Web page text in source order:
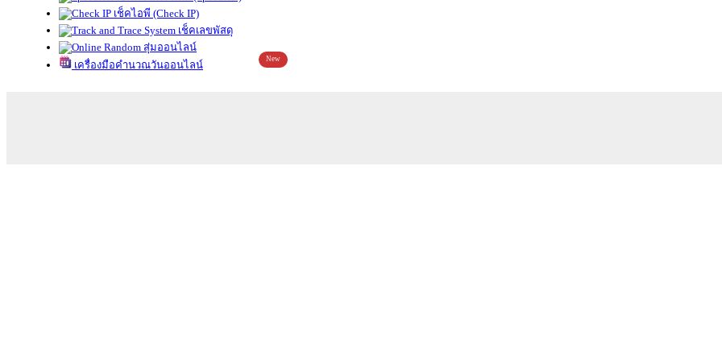
เช็คไอพี (Check IP)
เช็คเลขพัสดุ
สุ่มออนไลน์
เครื่องมือคำนวณวันออนไลน์
New